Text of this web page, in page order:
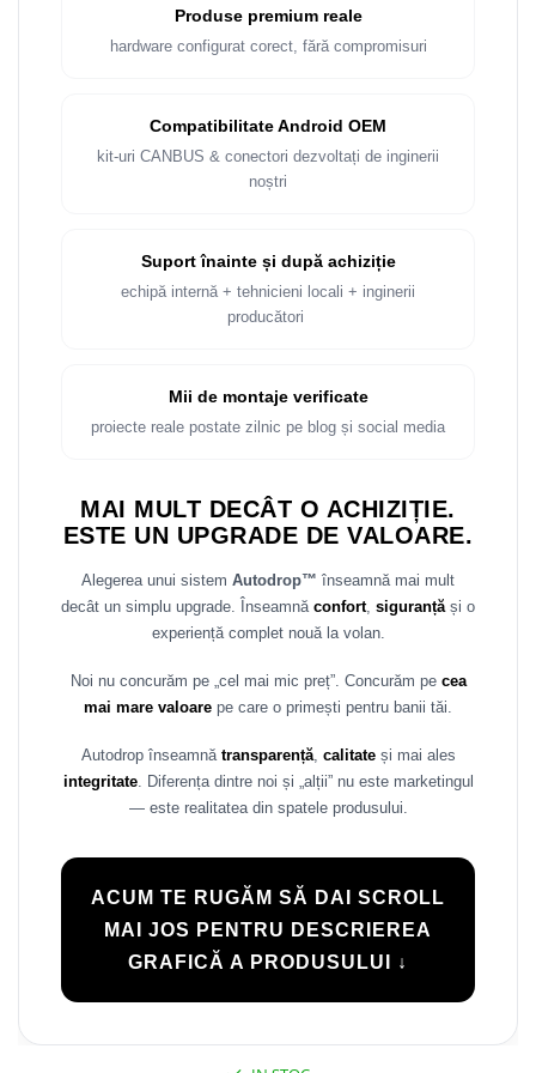
Rame adaptoare Dacia
Rame adaptoare BMW
Rame adaptoare Volvo
Rame Adaptoare Porsche
Rame adaptoare Citroen
Rame adaptoare Mazda
Rame adaptoare Kia
Rame adaptoare Nissan
Rame adaptoare Hyundai
Rame adaptoare Chevrolet
Rame adaptoare Mitsubishi
Produse premium reale
hardware configurat corect, fără compromisuri
Compatibilitate Android OEM
kit-uri CANBUS & conectori dezvoltați de inginerii
noștri
Suport înainte și după achiziție
echipă internă + tehnicieni locali + inginerii
producători
Mii de montaje verificate
proiecte reale postate zilnic pe blog și social media
MAI MULT DECÂT O ACHIZIȚIE.
ESTE UN UPGRADE DE VALOARE.
Alegerea unui sistem Autodrop™ înseamnă mai mult
decât un simplu upgrade. Înseamnă confort, siguranțăși o
experiență complet nouă la volan.
Noi nu concurăm pe „cel mai mic preț”. Concurăm pe cea
mai mare valoare pe care o primești pentru banii tăi.
Autodrop înseamnă transparență, calitateși mai ales
integritate. Diferența dintre noi și „alții” nu este marketingul
— este realitatea din spatele produsului.
ACUM TE RUGĂM SĂ DAI SCROLL
MAI JOS PENTRU DESCRIEREA
GRAFICĂ A PRODUSULUI ↓